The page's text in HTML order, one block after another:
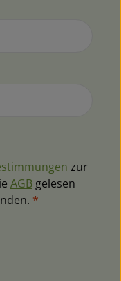
zur
AGB gelesen
*